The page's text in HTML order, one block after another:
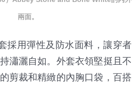
兩面。
採用彈性及防水面料，讓穿者
瀟灑自如。外套衣領堅挺且不
剪裁和精緻的內胸口袋，百搭